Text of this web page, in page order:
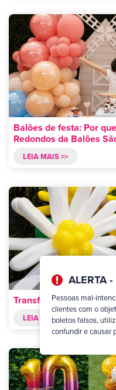
ALERTA
Pessoas mal-
clientes com o
boletos falsos,
confundir e causar
Balões de festa: Por
Redondos da Balões
LEIA MAIS >>
Transforme sua festa
LEIA MAIS >>